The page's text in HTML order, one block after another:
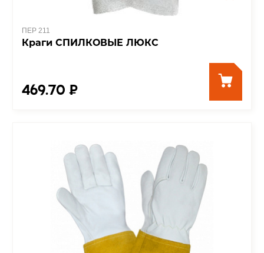
ПЕР 211
Краги СПИЛКОВЫЕ ЛЮКС
469.70 ₽